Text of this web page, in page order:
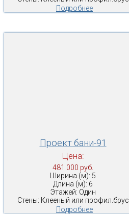
Подробнее
Проект бани-91
Цена:
481 000 руб.
Ширина (м): 5
Длина (м): 6
Этажей: Один
Стены: Клееный или профил.брус
Подробнее